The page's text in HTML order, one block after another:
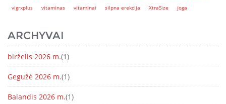
vigrxplus
vitaminas vitaminai silpna erekcija XtraSize joga
ARCHYVAI
birželis 2026 m.(1)
Gegužė 2026 m.(1)
Balandis 2026 m.(1)